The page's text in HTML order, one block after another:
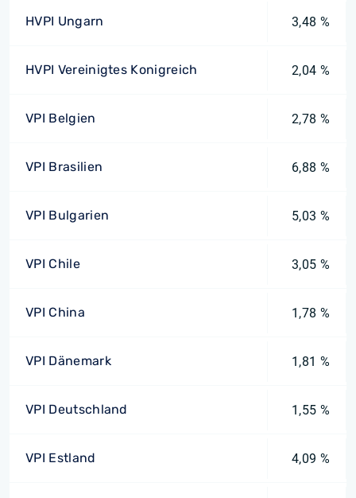
HVPI Ungarn 3,48 %
HVPI Vereinigtes Konigreich 2,04 %
VPI Belgien 2,78 %
VPI Brasilien 6,88 %
VPI Bulgarien 5,03 %
VPI Chile 3,05 %
VPI China 1,78 %
VPI Dänemark 1,81 %
VPI Deutschland 1,55 %
VPI Estland 4,09 %